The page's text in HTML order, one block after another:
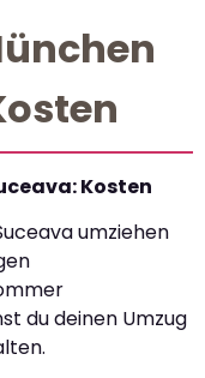
Kosten
umziehen
du deinen Umzug